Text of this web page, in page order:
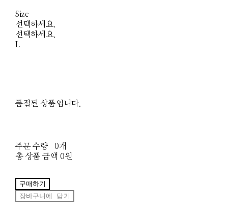
Size
선택하세요.
선택하세요.
L
품절된 상품입니다.
주문 수량
0개
총 상품 금액 0원
구매하기
장바구니에 담기